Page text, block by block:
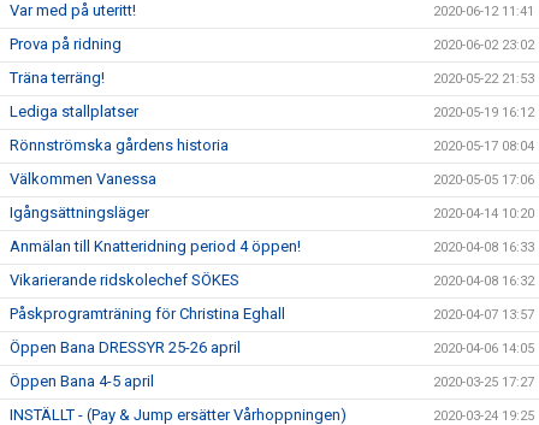
Var med på uteritt! 2020-06-12 11:41
Prova på ridning 2020-06-02 23:02
Träna terräng! 2020-05-22 21:53
Lediga stallplatser 2020-05-19 16:12
Rönnströmska gårdens historia 2020-05-17 08:04
Välkommen Vanessa 2020-05-05 17:06
Igångsättningsläger 2020-04-14 10:20
Anmälan till Knatteridning period 4 öppen! 2020-04-08 16:33
Vikarierande ridskolechef SÖKES 2020-04-08 16:32
Påskprogramträning för Christina Eghall 2020-04-07 13:57
Öppen Bana DRESSYR 25-26 april 2020-04-06 14:05
Öppen Bana 4-5 april 2020-03-25 17:27
INSTÄLLT - (Pay & Jump ersätter Vårhoppningen) 2020-03-24 19:25